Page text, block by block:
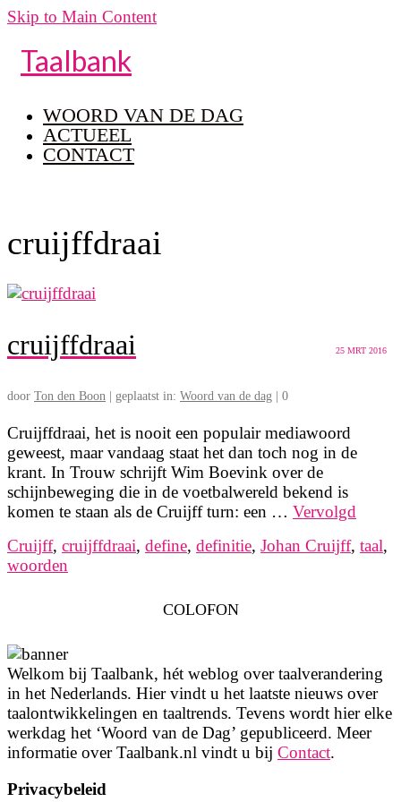
Skip to Main Content
Taalbank
WOORD VAN DE DAG
ACTUEEL
CONTACT
cruijffdraai
25 MRT 2016
cruijffdraai
door Ton den Boon geplaatst in: Woord van de dag 0
Cruijffdraai, het is nooit een populair mediawoord
geweest, maar vandaag staat het dan toch nog in de
krant. In Trouw schrijft Wim Boevink over de
schijnbeweging die in de voetbalwereld bekend is
komen te staan als de Cruijff turn: een … Vervolgd
Cruijff, cruijffdraai, define, definitie, Johan Cruijff, taal,
woorden
COLOFON
Welkom bij Taalbank, hét weblog over taalverandering
in het Nederlands. Hier vindt u het laatste nieuws over
taalontwikkelingen en taaltrends. Tevens wordt hier elke
werkdag het ‘Woord van de Dag’ gepubliceerd. Meer
informatie over Taalbank.nl vindt u bij Contact.
Privacybeleid